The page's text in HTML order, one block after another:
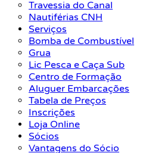
Travessia do Canal
Nautiférias CNH
Serviços
Bomba de Combustível
Grua
Lic Pesca e Caça Sub
Centro de Formação
Aluguer Embarcações
Tabela de Preços
Inscrições
Loja Online
Sócios
Vantagens do Sócio